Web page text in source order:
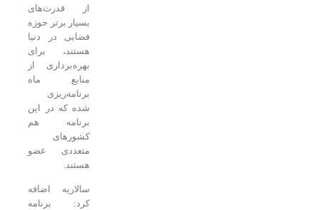
از قدرت‌های
بسیار برتر حوزه
فضایی در دنیا
هستند، برای
بهره‌برداری از
منابع ماه
برنامه‌ریزی
شده که در این
برنامه هم
کشورهای
متعددی عضو
سالاریه اضافه
کرد: برنامه